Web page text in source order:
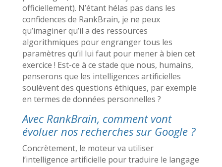
officiellement). N’étant hélas pas dans les
confidences de RankBrain, je ne peux
qu’imaginer qu’il a des ressources
algorithmiques pour engranger tous les
paramètres qu’il lui faut pour mener à bien cet
exercice ! Est-ce à ce stade que nous, humains,
penserons que les intelligences artificielles
soulèvent des questions éthiques, par exemple
en termes de données personnelles ?
Avec RankBrain, comment vont
évoluer nos recherches sur Google ?
Concrètement, le moteur va utiliser
l’intelligence artificielle pour traduire le langage